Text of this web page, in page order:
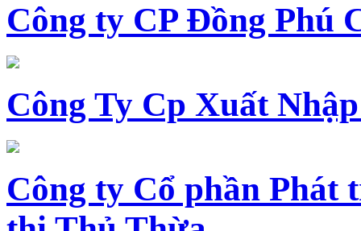
Công ty CP Đồng Phú
Công Ty Cp Xuất
Công ty Cổ phần Phát